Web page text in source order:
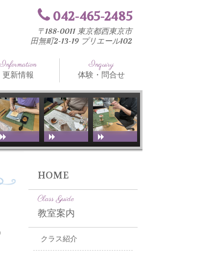
042-465-2485
〒188-0011 東京都西東京市
田無町2-13-19 プリエール102
Information
更新情報
せ
工具
ログ
Inquiry
体験・問合せ
HOME
Class Guide
教室案内
クラス紹介